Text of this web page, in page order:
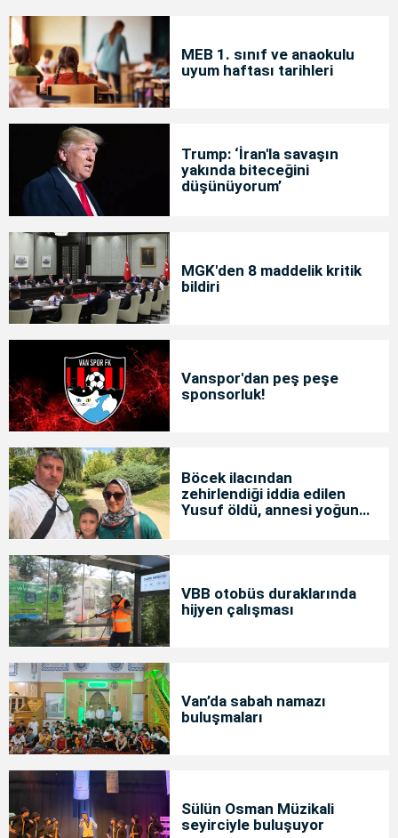
MEB 1. sınıf ve anaokulu
uyum haftası tarihleri
Trump: ‘İran'la savaşın
yakında biteceğini
düşünüyorum’
MGK'den 8 maddelik kritik
bildiri
Vanspor'dan peş peşe
sponsorluk!
Böcek ilacından
zehirlendiği iddia edilen
Yusuf öldü, annesi yoğun
VBB otobüs duraklarında
hijyen çalışması
Van’da sabah namazı
buluşmaları
Sülün Osman Müzikali
seyirciyle buluşuyor